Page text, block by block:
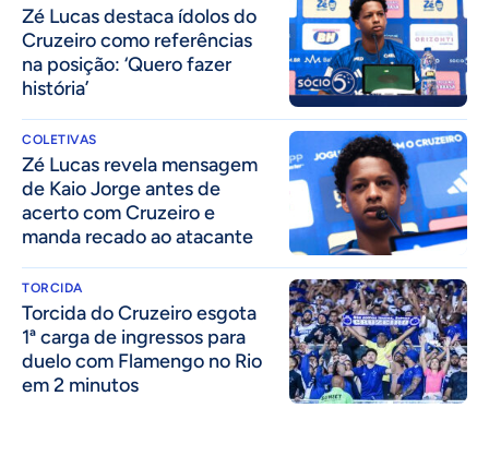
Zé Lucas destaca ídolos do
Cruzeiro como referências
na posição: ‘Quero fazer
história’
COLETIVAS
Zé Lucas revela mensagem
de Kaio Jorge antes de
acerto com Cruzeiro e
manda recado ao atacante
TORCIDA
Torcida do Cruzeiro esgota
1ª carga de ingressos para
duelo com Flamengo no Rio
em 2 minutos